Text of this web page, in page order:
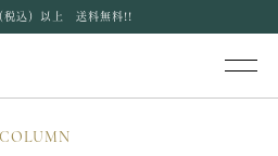
税込）以上 送料無料!!
COLUMN